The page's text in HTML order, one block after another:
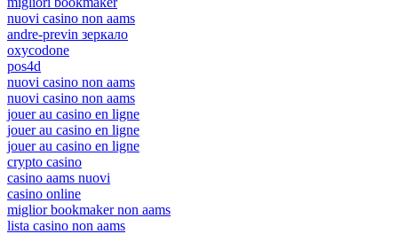
nuovi casino non aams
andre-previn зеркало
oxycodone
pos4d
nuovi casino non aams
nuovi casino non aams
jouer au casino en ligne
jouer au casino en ligne
jouer au casino en ligne
crypto casino
casino aams nuovi
casino online
miglior bookmaker non aams
lista casino non aams